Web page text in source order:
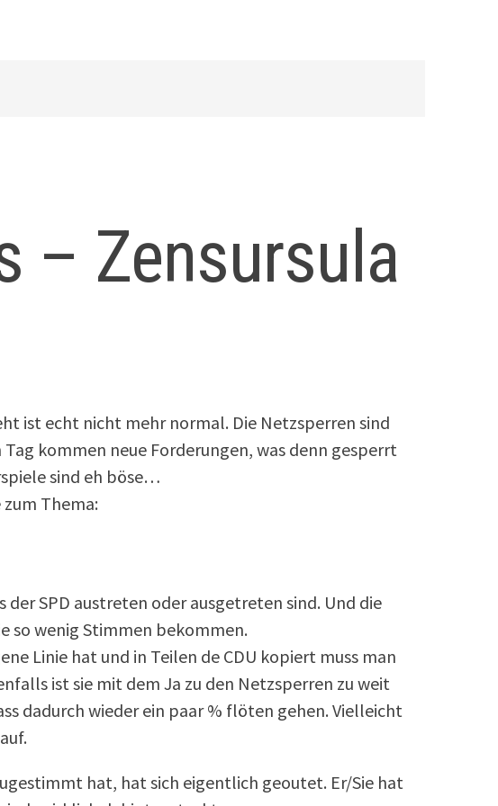
– Zensursula
ist echt nicht mehr normal. Die Netzsperren sind
kommen neue Forderungen, was denn gesperrt
sind eh böse…
Thema:
der SPD austreten oder ausgetreten sind. Und die
so wenig Stimmen bekommen.
Linie hat und in Teilen de CDU kopiert muss man
ist sie mit dem Ja zu den Netzsperren zu weit
dadurch wieder ein paar % flöten gehen. Vielleicht
hat, hat sich eigentlich geoutet. Er/Sie hat